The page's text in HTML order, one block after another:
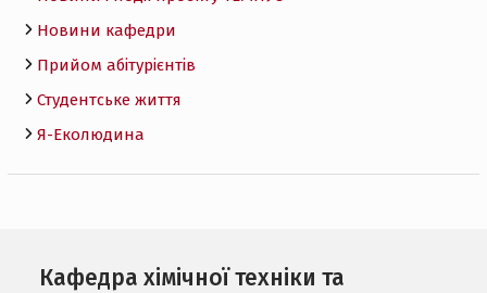
Новини кафедри
Прийом абітурієнтів
Студентське життя
Я-Еколюдина
Кафедра хімічної техніки та